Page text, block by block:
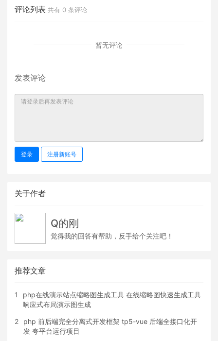
评论列表 共有 0 条评论
暂无评论
发表评论
登录 注册新账号
关于作者
Q的刚
觉得我的回答有帮助，反手给个关注吧！
推荐文章
1
php在线演示站点缩略图生成工具 在线缩略图快速生成工具
响应式布局演示图生成
2
php 前后端完全分离式开发框架 tp5-vue 后端全接口化开
发 夸平台运行项目